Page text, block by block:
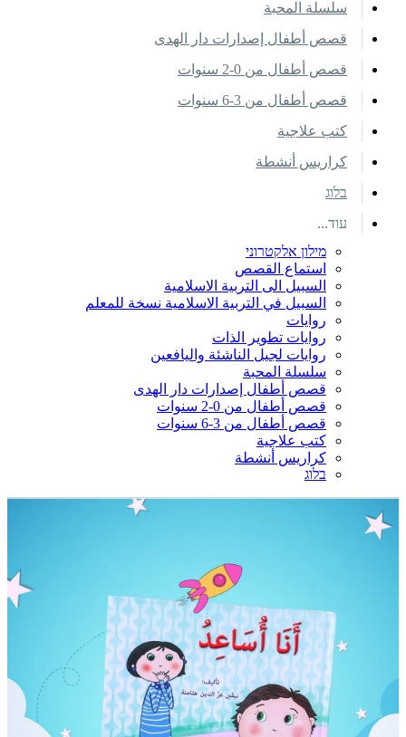
سلسلة المحبة
قصص أطفال إصدارات دار الهدى
قصص أطفال من 0-2 سنوات
قصص أطفال من 3-6 سنوات
كتب علاجية
كراريس أنشطة
בלוג
עוד...
מילון אלקטרוני
استماع القصص
السبيل الى التربية الاسلامية
السبيل في التربية الاسلامية نسخة للمعلم
روايات
روايات تطوير الذات
روايات لجيل الناشئة واليافعين
سلسلة المحبة
قصص أطفال إصدارات دار الهدى
قصص أطفال من 0-2 سنوات
قصص أطفال من 3-6 سنوات
كتب علاجية
كراريس أنشطة
בלוג